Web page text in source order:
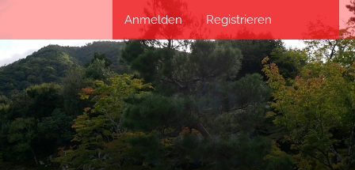
Anmelden Registrieren